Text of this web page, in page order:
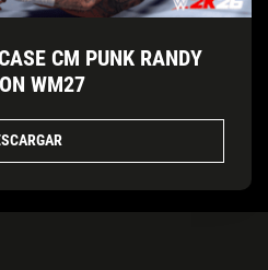
CM PUNK RANDY
WM27